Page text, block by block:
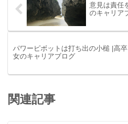
意見は責任
のキャリア
パワーピボットは打ち出の小槌 |高卒
女のキャリアブログ
関連記事